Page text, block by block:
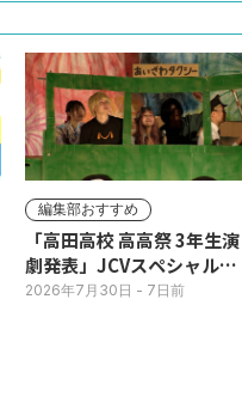
編集部おすすめ
「高田高校 高高祭 3年生演
劇発表」JCVスペシャルで
放送中！
2026年7月30日 - 7日前